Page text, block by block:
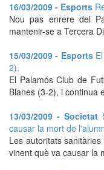
16/03/2009 - Esports
Nou pas enrere del
mantenir-se a Tercera
15/03/2009 - Esports
2).
El Palamós Club de
Blanes (3-2), i continua
13/03/2009 - Societat
causar la mort de
Les autoritats
vinent què va causar la